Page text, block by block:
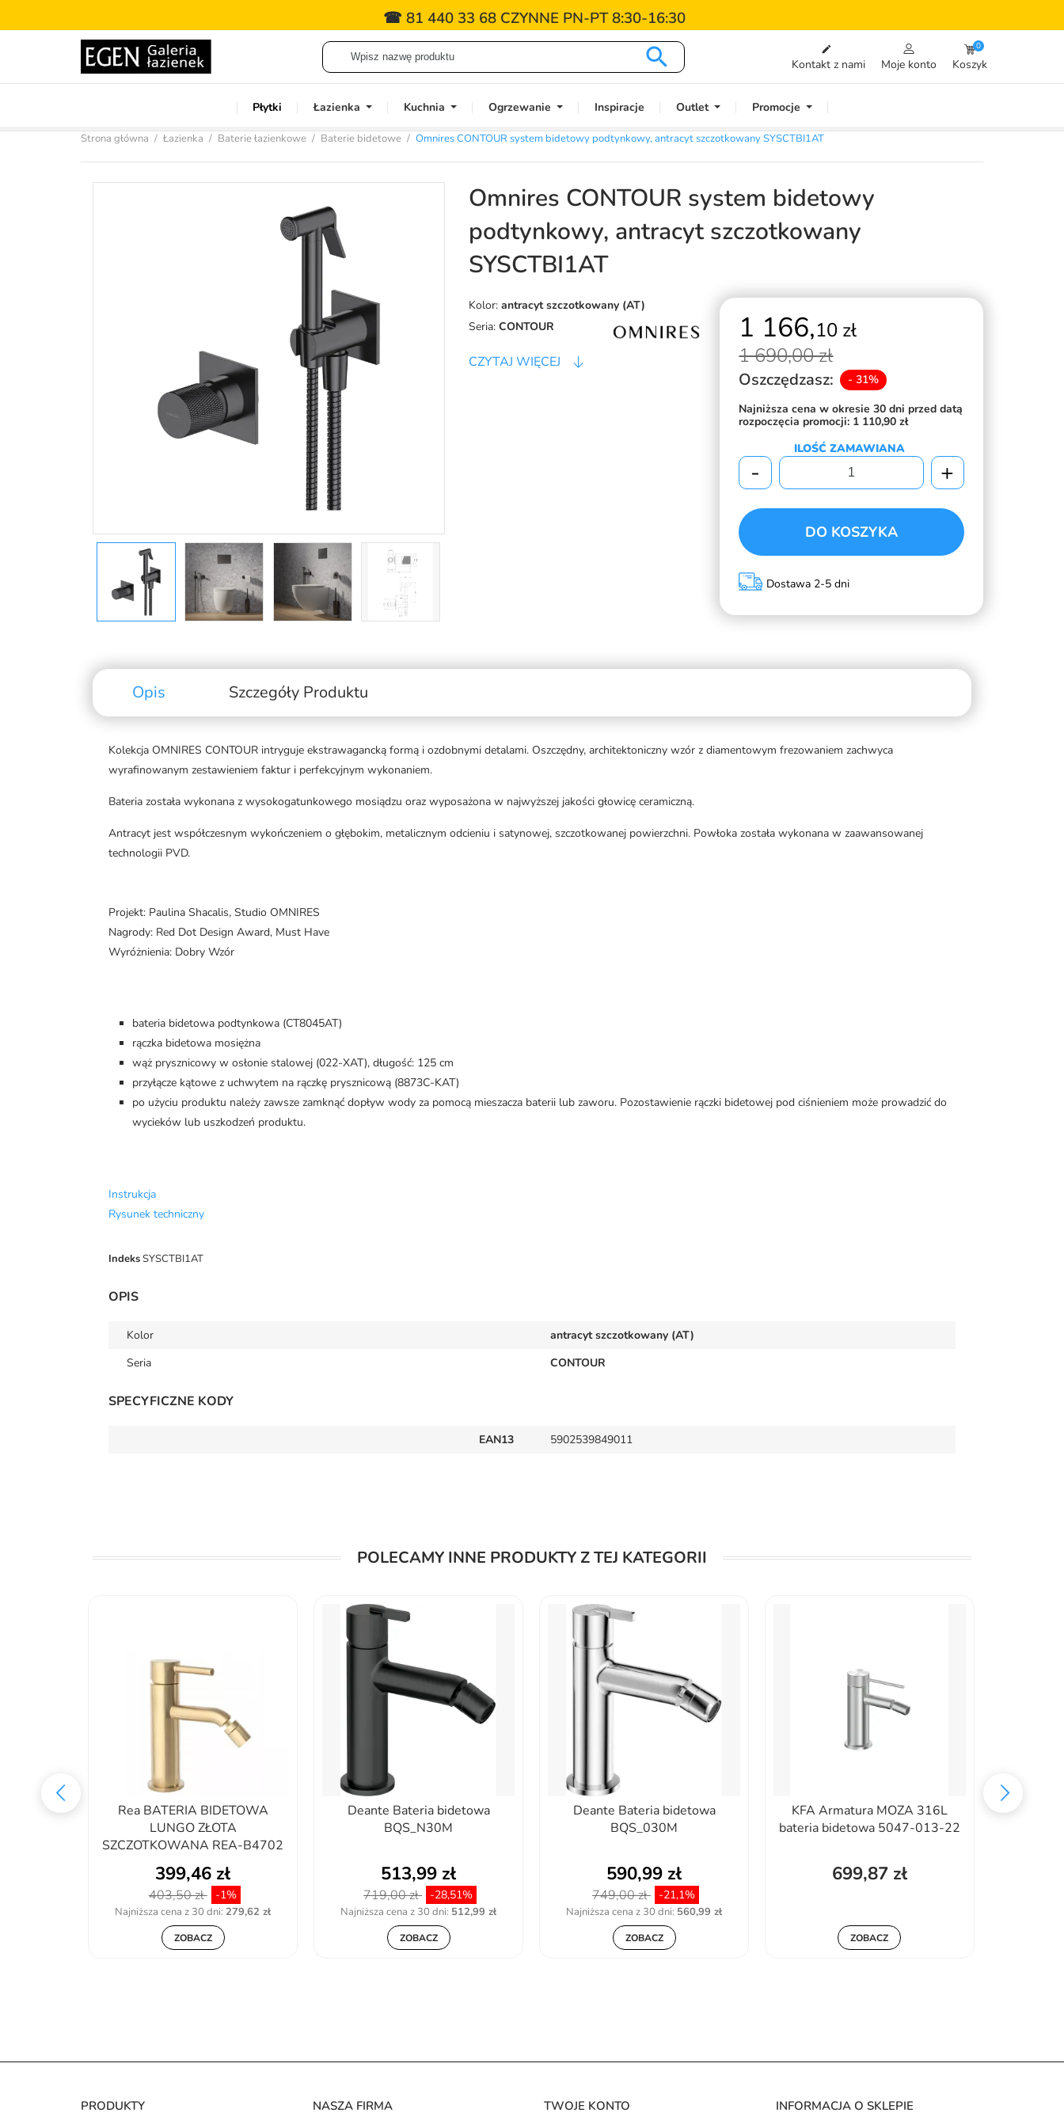
☎ 81 440 33 68 CZYNNE PN-PT 8:30-16:30
 
Kontakt z nami Moje konto Koszyk
0
Płytki Łazienka Kuchnia Ogrzewanie Inspiracje Outlet Promocje
Strona główna Łazienka Baterie łazienkowe Baterie bidetowe Omnires CONTOUR system bidetowy podtynkowy, antracyt szczotkowany SYSCTBI1AT
Omnires CONTOUR system bidetowy
podtynkowy, antracyt szczotkowany
SYSCTBI1AT
Kolor: antracyt szczotkowany (AT)
Seria: CONTOUR
CZYTAJ WIĘCEJ
1 166,10 zł
1 690,00 zł
Oszczędzasz:
- 31%
Najniższa cena w okresie 30 dni przed datą
rozpoczęcia promocji: 1 110,90 zł
ILOŚĆ ZAMAWIANA
- +
DO KOSZYKA
Dostawa 2-5 dni
Opis Szczegóły Produktu
Kolekcja OMNIRES CONTOUR intryguje ekstrawagancką formą i ozdobnymi detalami. Oszczędny, architektoniczny wzór z diamentowym frezowaniem zachwyca
wyrafinowanym zestawieniem faktur i perfekcyjnym wykonaniem.
Bateria została wykonana z wysokogatunkowego mosiądzu oraz wyposażona w najwyższej jakości głowicę ceramiczną.
Antracyt jest współczesnym wykończeniem o głębokim, metalicznym odcieniu i satynowej, szczotkowanej powierzchni. Powłoka została wykonana w zaawansowanej
technologii PVD.
Projekt: Paulina Shacalis, Studio OMNIRES
Nagrody: Red Dot Design Award, Must Have
Wyróżnienia: Dobry Wzór
bateria bidetowa podtynkowa (CT8045AT)
rączka bidetowa mosiężna
wąż prysznicowy w osłonie stalowej (022-XAT), długość: 125 cm
przyłącze kątowe z uchwytem na rączkę prysznicową (8873C-KAT)
po użyciu produktu należy zawsze zamknąć dopływ wody za pomocą mieszacza baterii lub zaworu. Pozostawienie rączki bidetowej pod ciśnieniem może prowadzić do
wycieków lub uszkodzeń produktu.
Instrukcja
Rysunek techniczny
IndeksSYSCTBI1AT
OPIS
Kolor
antracyt szczotkowany (AT)
Seria
CONTOUR
SPECYFICZNE KODY
EAN13 5902539849011
POLECAMY INNE PRODUKTY Z TEJ KATEGORII
Rea BATERIA BIDETOWA
LUNGO ZŁOTA
SZCZOTKOWANA REA-B4702
399,46 zł
403,50 zł -1%
Najniższa cena z 30 dni: 279,62 zł
ZOBACZ
Deante Bateria bidetowa
BQS_N30M
513,99 zł
719,00 zł -28,51%
Najniższa cena z 30 dni: 512,99 zł
ZOBACZ
Deante Bateria bidetowa
BQS_030M
590,99 zł
749,00 zł -21,1%
Najniższa cena z 30 dni: 560,99 zł
ZOBACZ
KFA Armatura MOZA 316L
bateria bidetowa 5047-013-22
699,87 zł
ZOBACZ
PRODUKTY NASZA FIRMA TWOJE KONTO INFORMACJA O SKLEPIE